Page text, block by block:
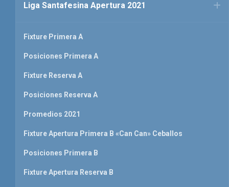
Liga Santafesina Apertura 2021
Fixture Primera A
Posiciones Primera A
Fixture Reserva A
Posiciones Reserva A
Promedios 2021
Fixture Apertura Primera B «Can Can» Ceballos
Posiciones Primera B
Fixture Apertura Reserva B